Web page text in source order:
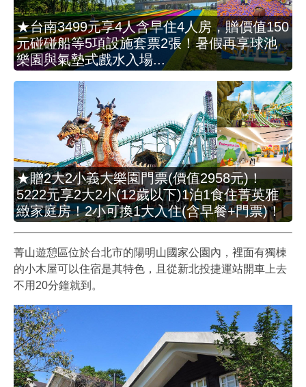
★台南3499元享4人含早住4人房，贈價值150
元碰碰船等5項設施套票2張！暑假再享球池
樂園與氣墊式戲水入場...
★贈2大2小義大樂園門票(價值2958元)！
5222元享2大2小(12歲以下)1泊1食住菁英雅
緻家庭房！2小可換1大入住(含早餐+門票)！
菁山遊憩區位於台北市的陽明山國家公園內，裡面有獨棟
的小木屋可以住宿是其特色，且從新北投捷運站開車上去
不用20分鐘就到。